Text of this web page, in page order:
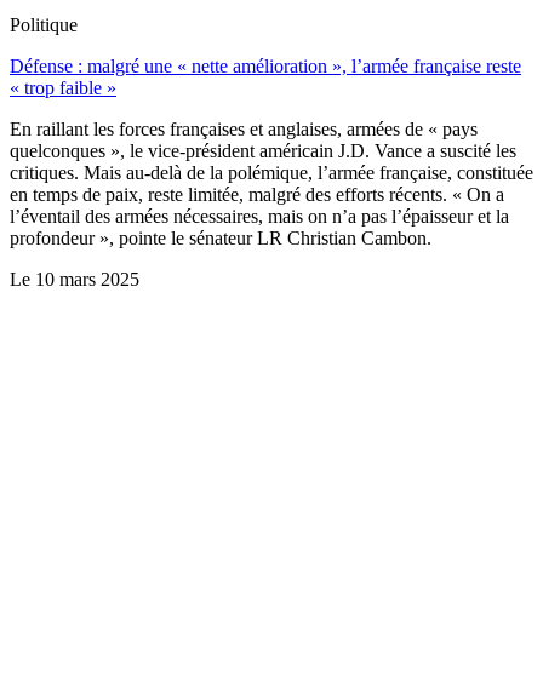
Politique
Défense : malgré une « nette amélioration », l’armée française reste
« trop faible »
En raillant les forces françaises et anglaises, armées de « pays
quelconques », le vice-président américain J.D. Vance a suscité les
critiques. Mais au-delà de la polémique, l’armée française, constituée
en temps de paix, reste limitée, malgré des efforts récents. « On a
l’éventail des armées nécessaires, mais on n’a pas l’épaisseur et la
profondeur », pointe le sénateur LR Christian Cambon.
Le 10 mars 2025